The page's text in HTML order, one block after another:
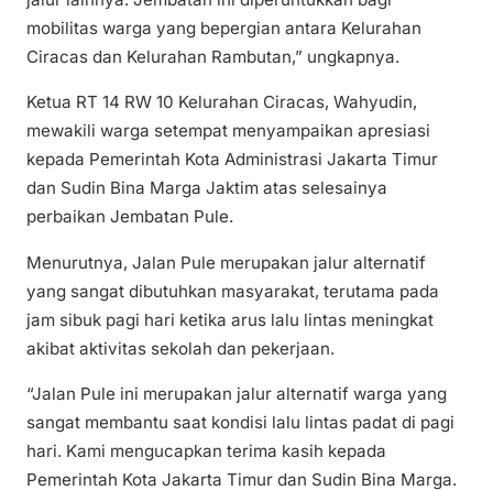
mobilitas warga yang bepergian antara Kelurahan
Ciracas dan Kelurahan Rambutan,” ungkapnya.
Ketua RT 14 RW 10 Kelurahan Ciracas, Wahyudin,
mewakili warga setempat menyampaikan apresiasi
kepada Pemerintah Kota Administrasi Jakarta Timur
dan Sudin Bina Marga Jaktim atas selesainya
perbaikan Jembatan Pule.
Menurutnya, Jalan Pule merupakan jalur alternatif
yang sangat dibutuhkan masyarakat, terutama pada
jam sibuk pagi hari ketika arus lalu lintas meningkat
akibat aktivitas sekolah dan pekerjaan.
“Jalan Pule ini merupakan jalur alternatif warga yang
sangat membantu saat kondisi lalu lintas padat di pagi
hari. Kami mengucapkan terima kasih kepada
Pemerintah Kota Jakarta Timur dan Sudin Bina Marga.